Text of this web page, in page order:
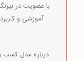
با عضویت در
آموزشی و
درباره مدل کسب